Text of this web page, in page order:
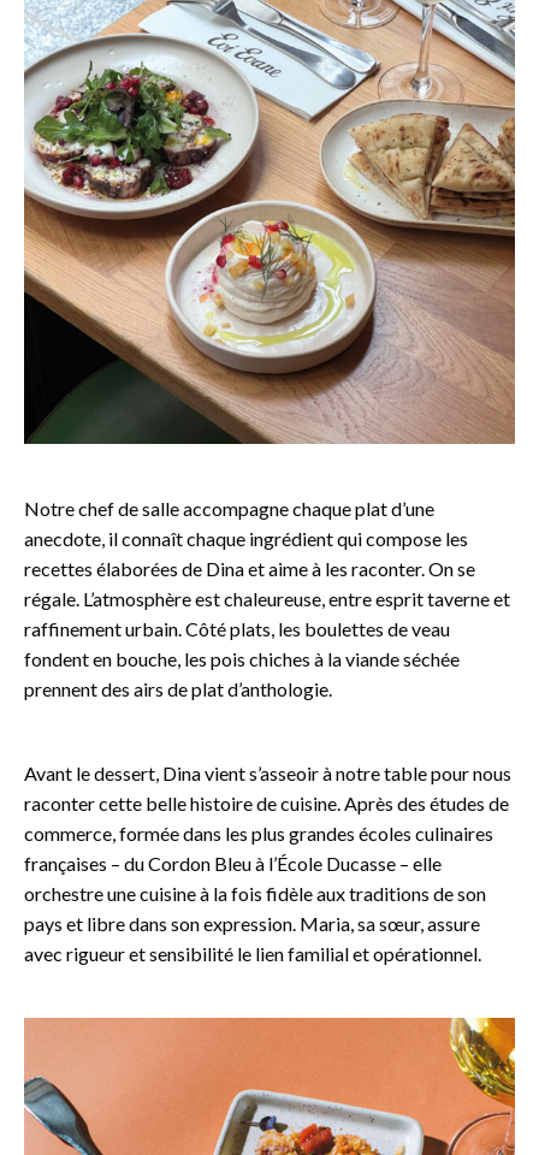
Notre chef de salle accompagne chaque plat d’une
anecdote, il connaît chaque ingrédient qui compose les
recettes élaborées de Dina et aime à les raconter. On se
régale. L’atmosphère est chaleureuse, entre esprit taverne et
raffinement urbain. Côté plats, les boulettes de veau
fondent en bouche, les pois chiches à la viande séchée
prennent des airs de plat d’anthologie.
Avant le dessert, Dina vient s’asseoir à notre table pour nous
raconter cette belle histoire de cuisine. Après des études de
commerce, formée dans les plus grandes écoles culinaires
françaises – du Cordon Bleu à l’École Ducasse – elle
orchestre une cuisine à la fois fidèle aux traditions de son
pays et libre dans son expression. Maria, sa sœur, assure
avec rigueur et sensibilité le lien familial et opérationnel.